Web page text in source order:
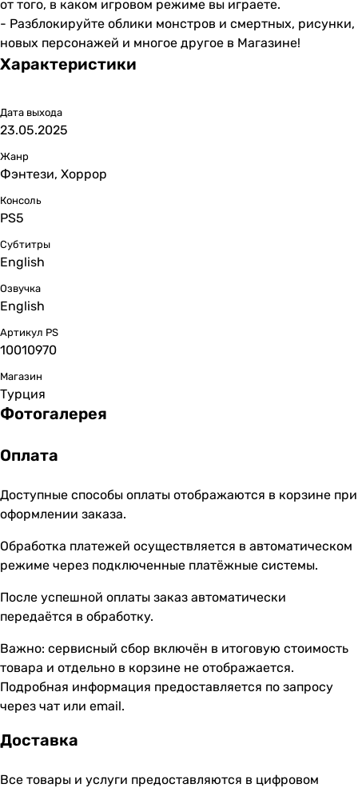
от того, в каком игровом режиме вы играете.
- Разблокируйте облики монстров и смертных, рисунки,
новых персонажей и многое другое в Магазине!
Характеристики
Дата выхода
23.05.2025
Жанр
Фэнтези, Хоррор
Консоль
PS5
Субтитры
English
Озвучка
English
Артикул PS
10010970
Магазин
Турция
Фотогалерея
Оплата
Доступные способы оплаты отображаются в корзине при
оформлении заказа.
Обработка платежей осуществляется в автоматическом
режиме через подключенные платёжные системы.
После успешной оплаты заказ автоматически
передаётся в обработку.
Важно: сервисный сбор включён в итоговую стоимость
товара и отдельно в корзине не отображается.
Подробная информация предоставляется по запросу
через чат или email.
Доставка
Все товары и услуги предоставляются в цифровом